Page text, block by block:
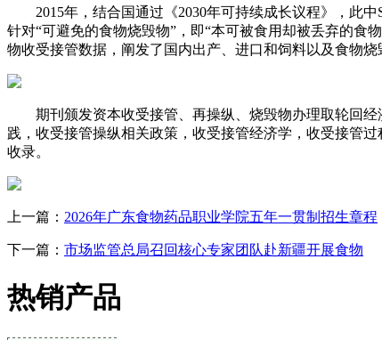
2015年，结合国通过《2030年可持续成长议程》，此中
针对“可避免的食物烧毁物”，即“本可被食用却被丢弃的食
物收受接管数据，阐发了国内出产、进口和饲料以及食物
期刊颁发资本收受接管、再操纵、烧毁物办理取轮回经
践，收受接管操纵相关政策，收受接管经济学，收受接管过
收录。
上一篇： 2026年广东食物药品职业学院五年一贯制招生章程
下一篇： 市场监管总局召回核心专家团队赴新疆开展食物
热销产品